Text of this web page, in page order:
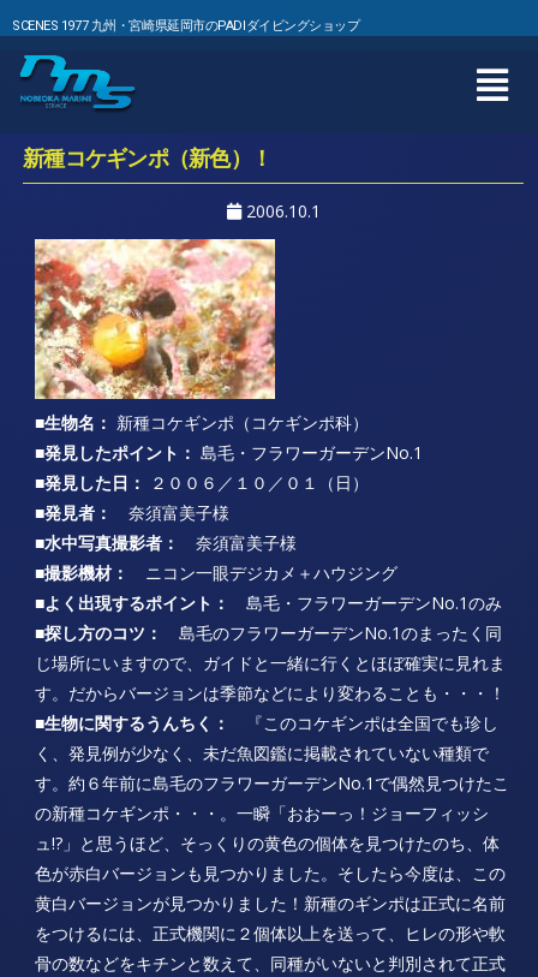
SCENES 1977 九州・宮崎県延岡市のPADIダイビングショップ
新種コケギンポ（新色）！
2006.10.1
■生物名： 新種コケギンポ（コケギンポ科）
■発見したポイント： 島毛・フラワーガーデンNo.1
■発見した日：
２００６／１０／０１（日）
■発見者：
奈須富美子様
■水中写真撮影者：
奈須富美子様
■撮影機材：
ニコン一眼デジカメ＋ハウジング
■よく出現するポイント：
島毛・フラワーガーデンNo.1のみ
■探し方のコツ：
島毛のフラワーガーデンNo.1のまったく同
じ場所にいますので、ガイドと一緒に行くとほぼ確実に見れま
す。だからバージョンは季節などにより変わることも・・・！
■生物に関するうんちく：
『このコケギンポは全国でも珍し
く、発見例が少なく、未だ魚図鑑に掲載されていない種類で
す。約６年前に島毛のフラワーガーデンNo.1で偶然見つけたこ
の新種コケギンポ・・・。一瞬「おおーっ！ジョーフィッシ
ュ!?」と思うほど、そっくりの黄色の個体を見つけたのち、体
色が赤白バージョンも見つかりました。そしたら今度は、この
黄白バージョンが見つかりました！新種のギンポは正式に名前
をつけるには、正式機関に２個体以上を送って、ヒレの形や軟
骨の数などをキチンと数えて、同種がいないと判別されて正式